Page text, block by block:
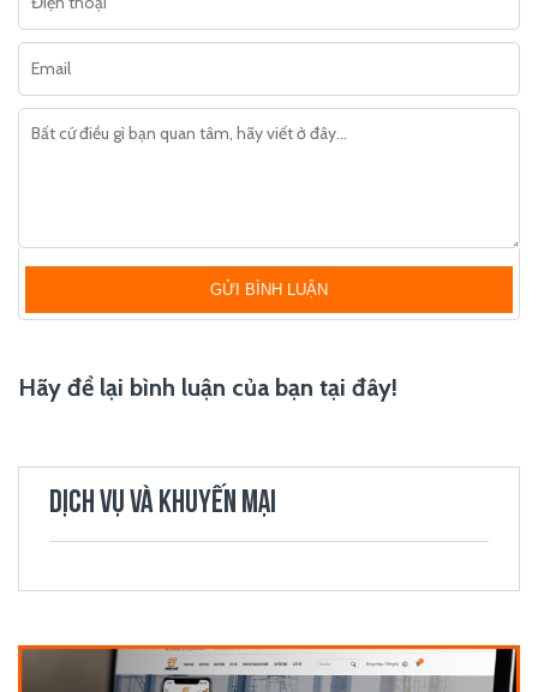
GỬI BÌNH LUẬN
Hãy để lại bình luận của bạn tại đây!
DỊCH VỤ VÀ KHUYẾN MẠI